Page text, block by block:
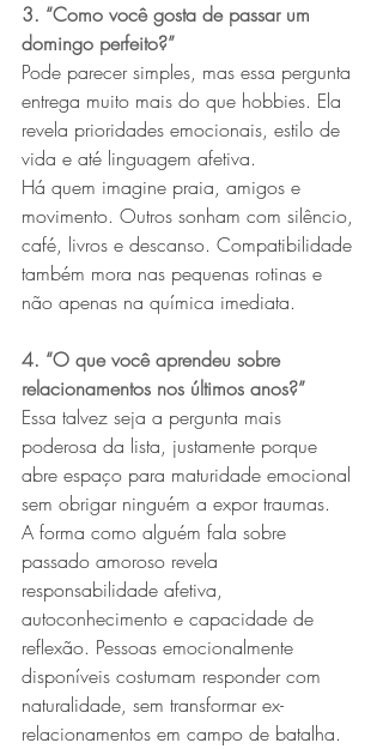
3. “Como você gosta de passar um
domingo perfeito?”
Pode parecer simples, mas essa pergunta
entrega muito mais do que hobbies. Ela
revela prioridades emocionais, estilo de
vida e até linguagem afetiva.
Há quem imagine praia, amigos e
movimento. Outros sonham com silêncio,
café, livros e descanso. Compatibilidade
também mora nas pequenas rotinas e
não apenas na química imediata.
4. “O que você aprendeu sobre
relacionamentos nos últimos anos?”
Essa talvez seja a pergunta mais
poderosa da lista, justamente porque
abre espaço para maturidade emocional
sem obrigar ninguém a expor traumas.
A forma como alguém fala sobre
passado amoroso revela
responsabilidade afetiva,
autoconhecimento e capacidade de
reflexão. Pessoas emocionalmente
disponíveis costumam responder com
naturalidade, sem transformar ex-
relacionamentos em campo de batalha.